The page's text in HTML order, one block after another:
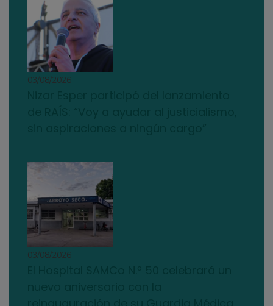
03/08/2026
03/08/2026